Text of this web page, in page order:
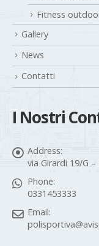
Fitness
Gallery
News
Contatti
I Nostri
Address:
via Girardi 19/G
Phone:
0331453333
Email: